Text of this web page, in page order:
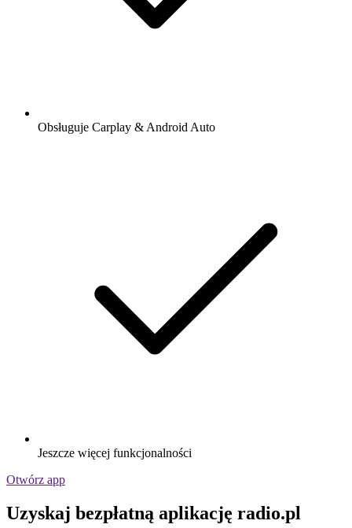
Obsługuje Carplay & Android Auto
Jeszcze więcej funkcjonalności
Otwórz app
Uzyskaj bezpłatną aplikację radio.pl